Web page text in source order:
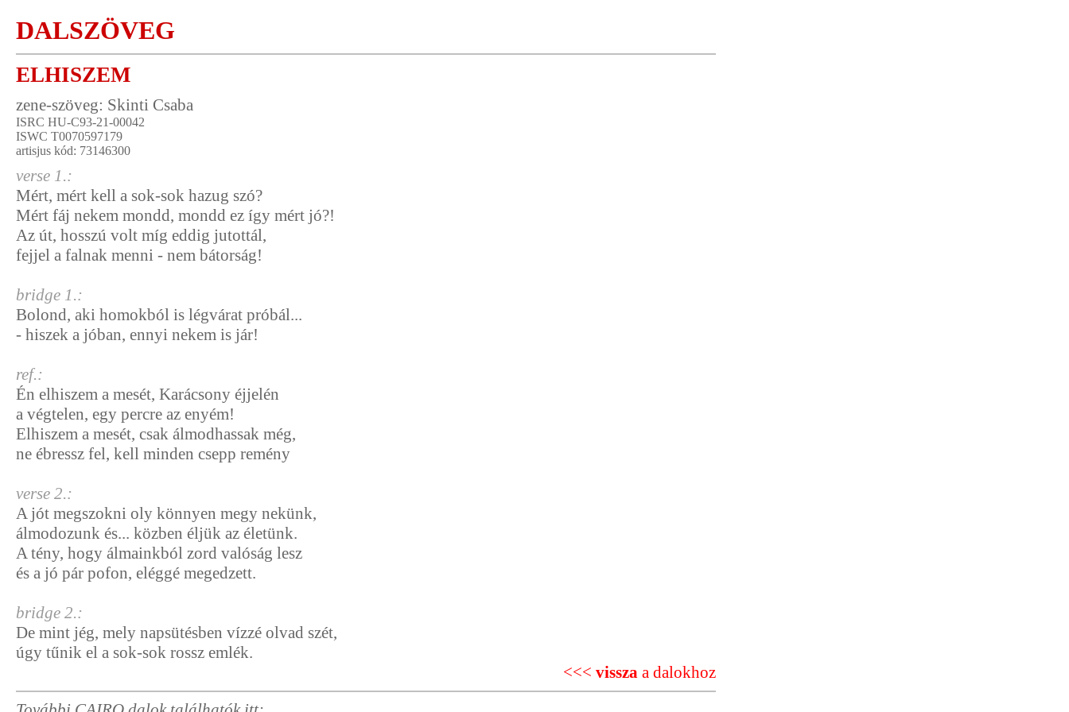
DALSZÖVEG
ELHISZEM
zene-szöveg: Skinti Csaba
ISRC HU-C93-21-00042
ISWC T0070597179
artisjus kód: 73146300
verse 1.:
Mért, mért kell a sok-sok hazug szó?
Mért fáj nekem mondd, mondd ez így mért jó?!
Az út, hosszú volt míg eddig jutottál,
fejjel a falnak menni - nem bátorság!
bridge 1.:
Bolond, aki homokból is légvárat próbál...
- hiszek a jóban, ennyi nekem is jár!
ref.:
Én elhiszem a mesét, Karácsony éjjelén
a végtelen, egy percre az enyém!
Elhiszem a mesét, csak álmodhassak még,
ne ébressz fel, kell minden csepp remény
verse 2.:
A jót megszokni oly könnyen megy nekünk,
álmodozunk és... közben éljük az életünk.
A tény, hogy álmainkból zord valóság lesz
és a jó pár pofon, eléggé megedzett.
bridge 2.:
De mint jég, mely napsütésben vízzé olvad szét,
úgy tűnik el a sok-sok rossz emlék.
<<< vissza a dalokhoz